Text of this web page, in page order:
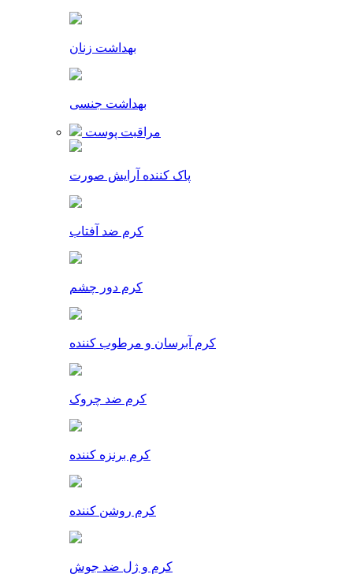
بهداشت زنان
بهداشت جنسی
مراقبت پوست
پاک کننده آرایش صورت
کرم ضد آفتاب
کرم دور چشم
کرم آبرسان و مرطوب کننده
کرم ضد چروک
کرم برنزه کننده
کرم روشن کننده
کرم و ژل ضد جوش